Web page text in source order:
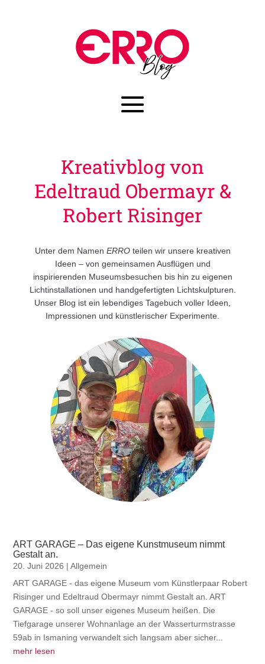
Kreativblog von
Edeltraud Obermayr &
Robert Risinger
Unter dem Namen ERROteilen wir unsere kreativen
Ideen – von gemeinsamen Ausflügen und
inspirierenden Museumsbesuchen bis hin zu eigenen
Lichtinstallationen und handgefertigten Lichtskulpturen.
Unser Blog ist ein lebendiges Tagebuch voller Ideen,
Impressionen und künstlerischer Experimente.
ART GARAGE – Das eigene Kunstmuseum nimmt
Gestalt an.
20. Juni 2026 |Allgemein
ART GARAGE - das eigene Museum vom Künstlerpaar Robert
Risinger und Edeltraud Obermayr nimmt Gestalt an. ART
GARAGE - so soll unser eigenes Museum heißen. Die
Tiefgarage unserer Wohnanlage an der Wasserturmstrasse
59ab in Ismaning verwandelt sich langsam aber sicher...
mehr lesen